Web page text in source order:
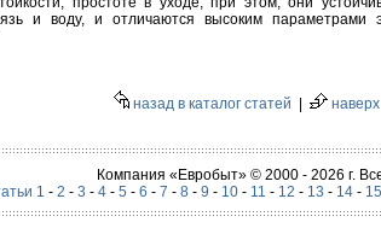
и воду, и отличаются высоким параметрами
назад в каталог статей наверх
Компания «Евробыт» © 2000 - 2026 г.
1 - 2 - 3 - 4- 5 - 6 - 7 - 8- 9 - 10- 11 - 12 - 13 - 14- 15